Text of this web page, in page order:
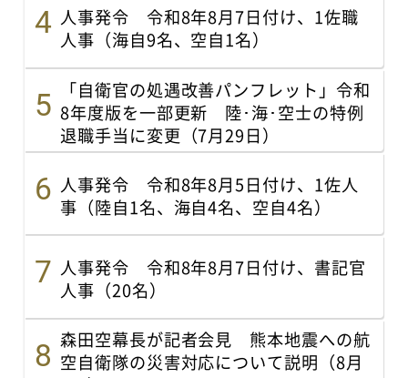
人事発令 令和8年8月7日付け、1佐職
人事（海自9名、空自1名）
「自衛官の処遇改善パンフレット」令和
8年度版を一部更新 陸･海･空士の特例
退職手当に変更（7月29日）
人事発令 令和8年8月5日付け、1佐人
事（陸自1名、海自4名、空自4名）
人事発令 令和8年8月7日付け、書記官
人事（20名）
森田空幕長が記者会見 熊本地震への航
空自衛隊の災害対応について説明（8月